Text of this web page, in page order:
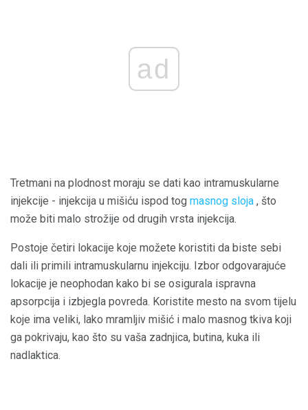
ad
Tretmani na plodnost moraju se dati kao intramuskularne
injekcije - injekcija u mišiću ispod tog masnog sloja , što
može biti malo strožije od drugih vrsta injekcija.
Postoje četiri lokacije koje možete koristiti da biste sebi
dali ili primili intramuskularnu injekciju. Izbor odgovarajuće
lokacije je neophodan kako bi se osigurala ispravna
apsorpcija i izbjegla povreda. Koristite mesto na svom tijelu
koje ima veliki, lako mramljiv mišić i malo masnog tkiva koji
ga pokrivaju, kao što su vaša zadnjica, butina, kuka ili
nadlaktica.